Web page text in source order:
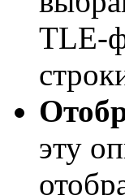
TLE-
эту